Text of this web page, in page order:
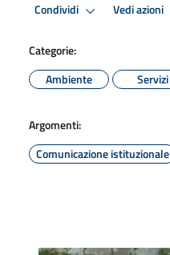
Condividi Vedi azioni
Categorie:
Ambiente
Servizi
Argomenti:
Comunicazione istituzionale